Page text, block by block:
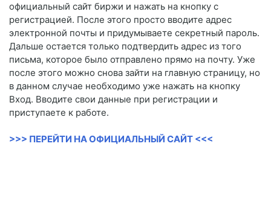
официальный сайт биржи и нажать на кнопку с
регистрацией. После этого просто вводите адрес
электронной почты и придумываете секретный пароль.
Дальше остается только подтвердить адрес из того
письма, которое было отправлено прямо на почту. Уже
после этого можно снова зайти на главную страницу, но
в данном случае необходимо уже нажать на кнопку
Вход. Вводите свои данные при регистрации и
приступаете к работе.
>>> ПЕРЕЙТИ НА ОФИЦИАЛЬНЫЙ САЙТ <<<